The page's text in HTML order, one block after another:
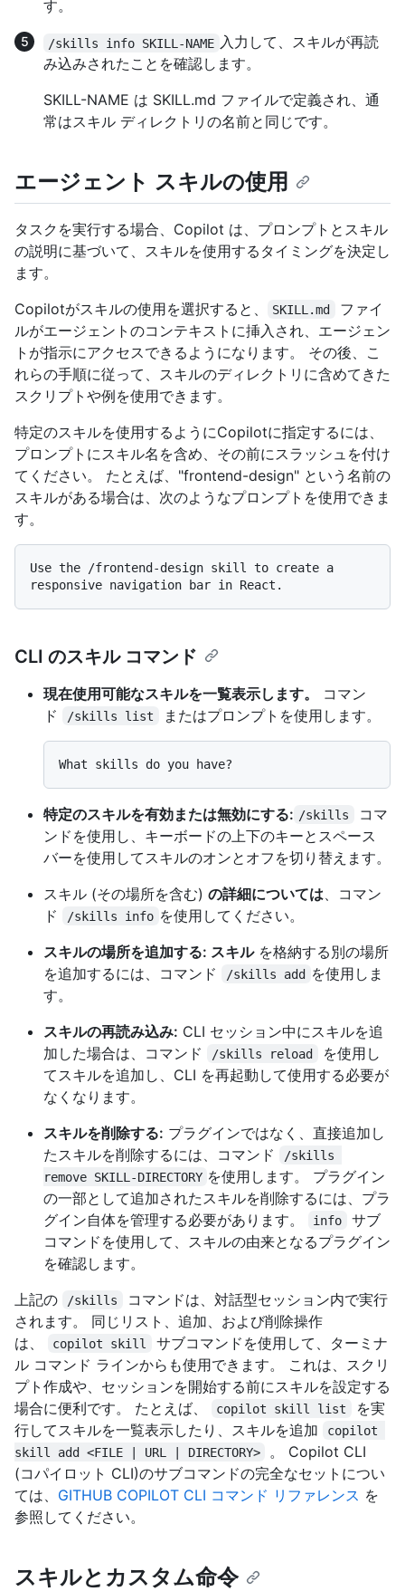
す。
/skills info SKILL-NAME 入力して、スキルが再読
み込みされたことを確認します。
SKILL-NAME は SKILL.md ファイルで定義され、通
常はスキル ディレクトリの名前と同じです。
エージェント スキルの使用
タスクを実行する場合、Copilot は、プロンプトとスキル
の説明に基づいて、スキルを使用するタイミングを決定し
ます。
Copilotがスキルの使用を選択すると、
SKILL.md
ファイ
ルがエージェントのコンテキストに挿入され、エージェン
トが指示にアクセスできるようになります。 その後、こ
れらの手順に従って、スキルのディレクトリに含めてきた
スクリプトや例を使用できます。
特定のスキルを使用するようにCopilotに指定するには、
プロンプトにスキル名を含め、その前にスラッシュを付け
てください。 たとえば、"frontend-design" という名前の
スキルがある場合は、次のようなプロンプトを使用できま
す。
Use the /frontend-design skill to create a
CLI のスキル コマンド
現在使用可能なスキルを一覧表示します。
コマン
ド
/skills list またはプロンプトを使用します。
特定のスキルを有効または無効にする: /skills
コマ
ンドを使用し、キーボードの上下のキーとスペース
バーを使用してスキルのオンとオフを切り替えます。
スキル (その場所を含む) の詳細については 、コマン
ド
/skills info を使用してください。
スキルの場所を追加する: スキルを格納する別の場所
を追加するには、コマンド
/skills add を使用しま
す。
スキルの再読み込み: CLI セッション中にスキルを追
加した場合は、コマンド
/skills reload
を使用し
てスキルを追加し、CLI を再起動して使用する必要が
なくなります。
スキルを削除する: プラグインではなく、直接追加し
たスキルを削除するには、コマンド
/skills
remove SKILL-DIRECTORY を使用します。 プラグイン
の一部として追加されたスキルを削除するには、プラ
グイン自体を管理する必要があります。
info
サブ
コマンドを使用して、スキルの由来となるプラグイン
を確認します。
上記の
/skills
コマンドは、対話型セッション内で実行
されます。 同じリスト、追加、および削除操作
は、
copilot skill
サブコマンドを使用して、ターミナ
ル コマンド ラインからも使用できます。 これは、スクリ
プト作成や、セッションを開始する前にスキルを設定する
場合に便利です。 たとえば、
copilot skill list
を実
行してスキルを一覧表示したり、スキルを追加
copilot
skill add <FILE | URL | DIRECTORY>
。 Copilot CLI
(コパイロット CLI)のサブコマンドの完全なセットについ
ては、 GITHUB COPILOT CLI コマンド リファレンス を
参照してください。
スキルとカスタム命令